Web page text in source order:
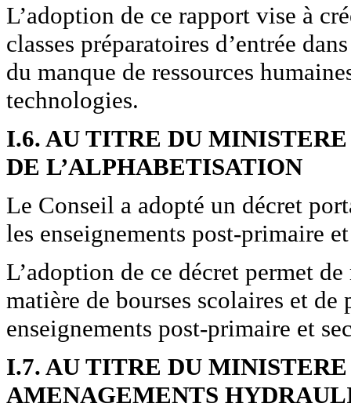
L’adoption de ce rapport vise à
classes préparatoires d’entrée
du manque de ressources
technologies.
I.6. AU TITRE DU
DE L’ALPHABETISATION
Le Conseil a adopté un décret
les enseignements post-primaire
L’adoption de ce décret permet
matière de bourses scolaires et
enseignements post-primaire et
I.7. AU TITRE DU
AMENAGEMENTS